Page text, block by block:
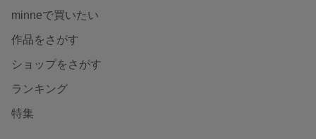
minneで買いたい
作品をさがす
ショップをさがす
ランキング
特集